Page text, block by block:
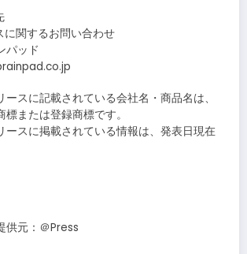
に関するお問い合わせ
パッド
ースに記載されている会社名・商品名は、
または登録商標です。
ースに掲載されている情報は、発表日現在
供元：＠Press